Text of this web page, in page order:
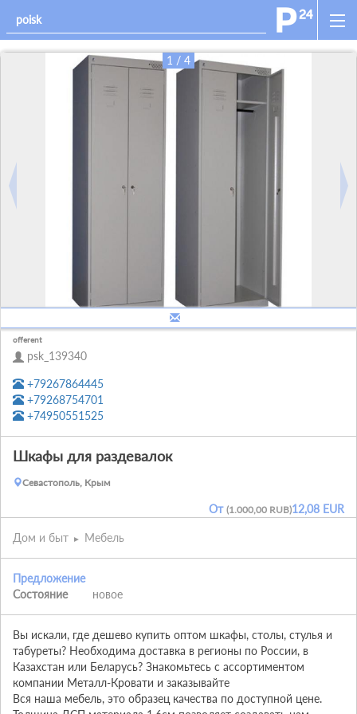
1 / 4
offerent
psk_139340
+79267864445
+79268754701
+74950551525
Шкафы для раздевалок
Севастополь, Крым
От (1.000,00 RUB)12,08 EUR
Дом и быт Мебель
Предложение
Состояние
новое
Вы искали, где дешево купить оптом шкафы, столы, стулья и
табуреты? Необходима доставка в регионы по России, в
Казахстан или Беларусь? Знакомьтесь с ассортиментом
компании Металл-Кровати и заказывайте
Вся наша мебель, это образец качества по доступной цене.